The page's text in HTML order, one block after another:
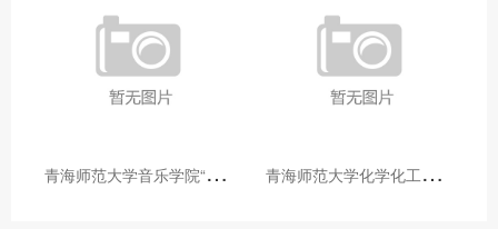
青
海师范大学音乐学院“青舞华章”本科舞蹈专业中期汇报圆满落幕 青
海师范大学化学化工学院开展铸牢中华民族共同体意识大讲堂活动